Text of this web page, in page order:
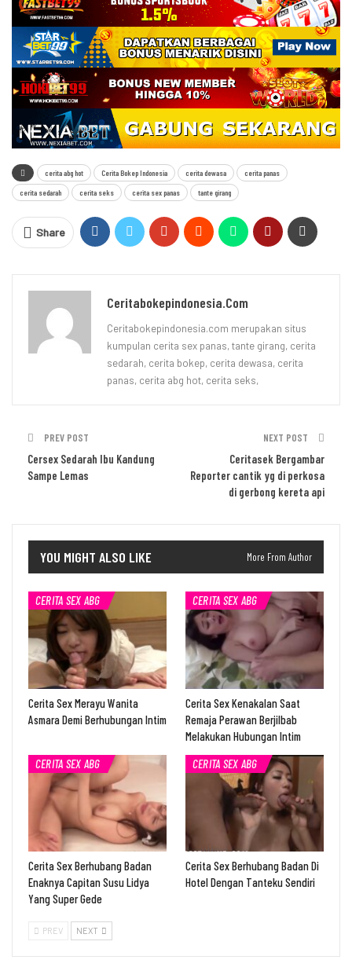
cerita abg hot Cerita Bokep Indonesia cerita dewasa cerita panas
cerita sedarah cerita seks cerita sex panas tante girang
Share
Ceritabokepindonesia.com
Ceritabokepindonesia.com merupakan situs
kumpulan cerita sex panas, tante girang, cerita
sedarah, cerita bokep, cerita dewasa, cerita
panas, cerita abg hot, cerita seks,
PREV POST
Cersex Sedarah Ibu Kandung
Sampe Lemas
NEXT POST
Ceritasek Bergambar
Reporter cantik yg di perkosa
di gerbong kereta api
YOU MIGHT ALSO LIKE More From Author
CERITA SEX ABG
Cerita Sex Merayu Wanita
Asmara Demi Berhubungan Intim
CERITA SEX ABG
Cerita Sex Kenakalan Saat
Remaja Perawan Berjilbab
Melakukan Hubungan Intim
CERITA SEX ABG
Cerita Sex Berhubang Badan
Enaknya Capitan Susu Lidya
Yang Super Gede
CERITA SEX ABG
Cerita Sex Berhubang Badan Di
Hotel Dengan Tanteku Sendiri
PREV NEXT